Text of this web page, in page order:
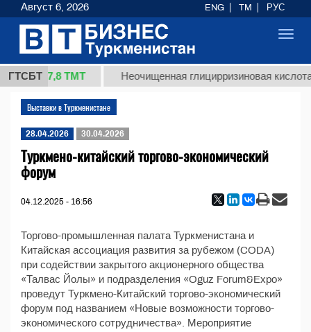
ГТСБТ
(кг.) 37,8 ТМТ Неочищенная глицирризиновая кислота
Выставки в Туркменистане
28.04.2026 30.04.2026
Туркмено-китайский торгово-экономический
форум
04.12.2025 - 16:56
Торгово-промышленная палата Туркменистана и
Китайская ассоциация развития за рубежом (CODA)
при содействии закрытого акционерного общества
«Талвас Йолы» и подразделения «Oguz Forum&Expo»
проведут Туркмено-Китайский торгово-экономический
форум под названием «Новые возможности торгово-
экономического сотрудничества». Мероприятие
Август 6, 2026 ENG TM РУС